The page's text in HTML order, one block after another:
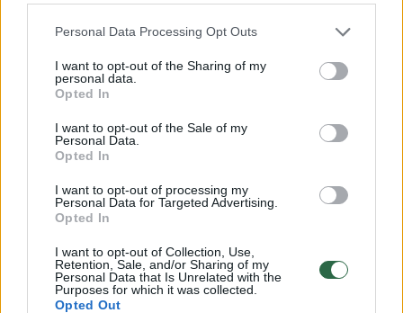
Personal Data Processing Opt Outs
I want to opt-out of the Sharing of my
personal data.
Opted In
I want to opt-out of the Sale of my
Personal Data.
Opted In
I want to opt-out of processing my
Personal Data for Targeted Advertising.
Opted In
I want to opt-out of Collection, Use,
Retention, Sale, and/or Sharing of my
Personal Data that Is Unrelated with the
Purposes for which it was collected.
Opted Out
Pirmoji pasaulio raketė I.
su diskvalifikacija
dėl